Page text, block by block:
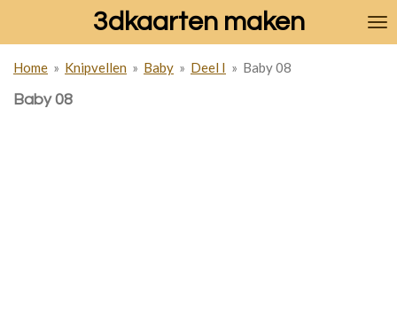
de
hoofdinhoud
3dkaarten maken
Home » Knipvellen » Baby » Deel I » Baby 08
Baby 08